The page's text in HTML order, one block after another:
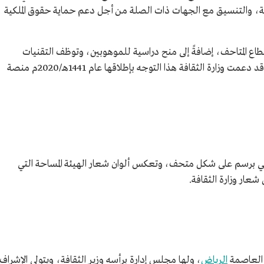
والتنسيق مع الجهات ذات الصلة من أجل دعم حماية حقوق الملكية
المتاحف، إضافةً إلى منح دراسية للموهوبين، وتوظف التقنيات
الحديثة لتنفيذ مبادراتها وبرامجها التنفيذية، وقد دعمت وزارة الثقافة هذا التوجه بإطلاقها عام 1441هـ/2020م منصة
برسم على شكل متحف، وتعكس ألوان شعار الهيئة المساحة التي
وزارة الثقافة.
العاصمة الرياض، ولها مجلس إدارة يرأسه وزير الثقافة، ويتولى الإشراف